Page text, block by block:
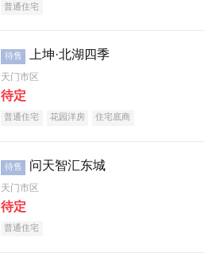
普通住宅
待售 上坤·北湖四季
天门市区
待定
普通住宅 花园洋房 住宅底商
待售 问天智汇东城
天门市区
待定
普通住宅